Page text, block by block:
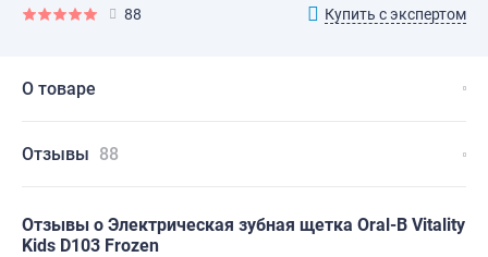
88 Купить с экспертом
О товаре
Отзывы 88
Отзывы о Электрическая зубная щетка Oral-B Vitality
Kids D103 Frozen